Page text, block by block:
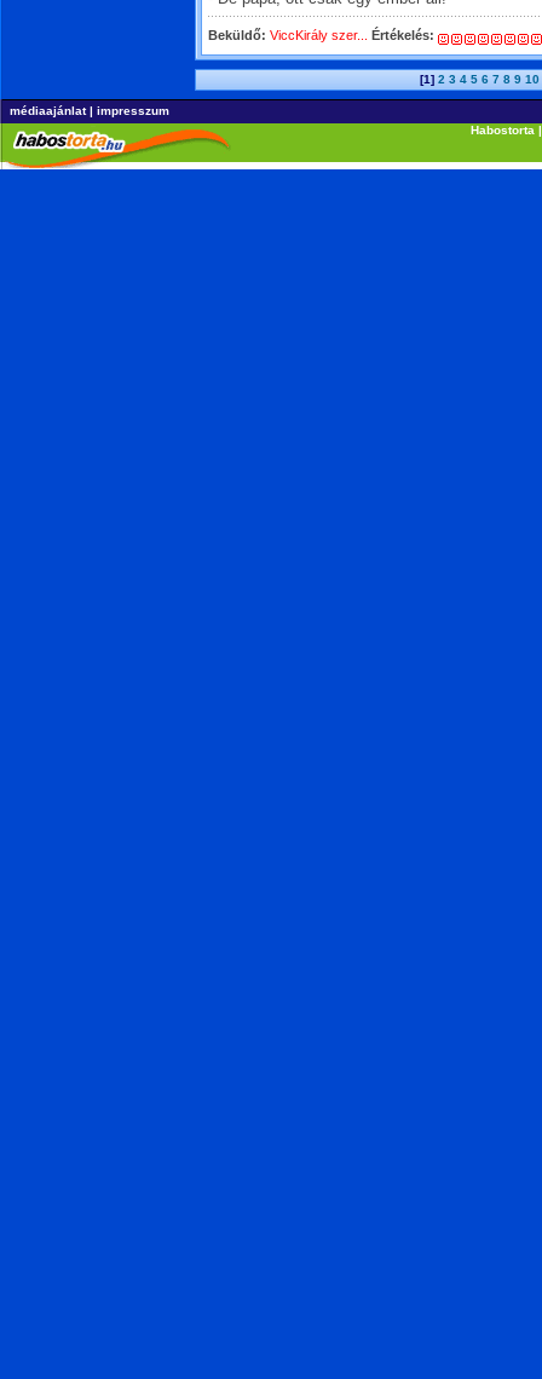
Beküldő: ViccKirály szer... Értékelés:
[1] 2 3 4 5 6 7 8 9 10
médiaajánlat| impresszum
Habostorta